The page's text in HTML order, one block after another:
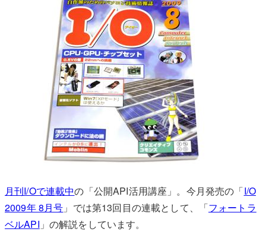
月刊I/Oで連載中の「公開API活用講座」。今月発売の「I/O
2009年 8月号 」では第13回目の連載として、「フォートラ
ベルAPI 」の解説をしています。